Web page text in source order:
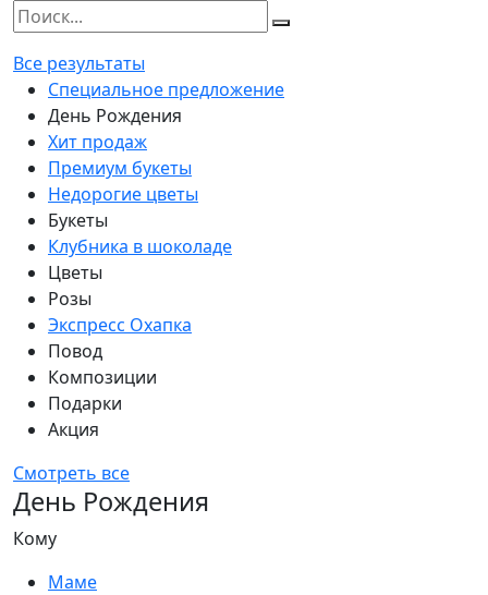
Все результаты
Специальное предложение
День Рождения
Хит продаж
Премиум букеты
Недорогие цветы
Букеты
Клубника в шоколаде
Цветы
Розы
Экспресс Охапка
Повод
Композиции
Подарки
Акция
Смотреть все
День Рождения
Кому
Маме